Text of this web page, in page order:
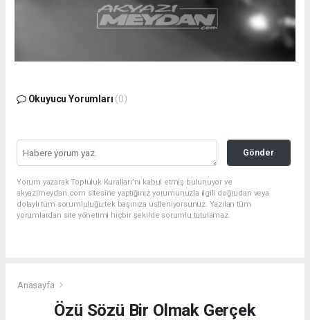
Okuyucu Yorumları (0)
Gönder
Yorum yazarak Topluluk Kuralları’nı kabul etmiş bulunuyor ve
akyazimeydan.com sitesine yaptığınız yorumunuzla ilgili doğrudan veya
dolaylı tüm sorumluluğu tek başınıza üstleniyorsunuz. Yazılan tüm
yorumlardan site yönetimi hiçbir şekilde sorumlu tutulamaz.
Anasayfa
Özü Sözü Bir Olmak Gerçek